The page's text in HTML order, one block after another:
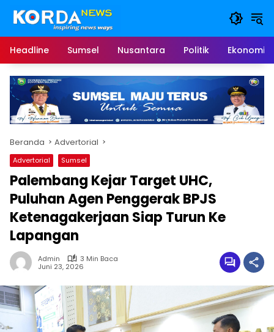
Headline
Sumsel Nusantara Politik Ekonomi
Beranda Advertorial
Advertorial Sumsel
Palembang Kejar Target UHC,
Puluhan Agen Penggerak BPJS
Ketenagakerjaan Siap Turun Ke
Lapangan
Admin
3 Min Baca
Juni 23, 2026